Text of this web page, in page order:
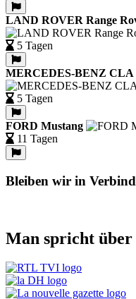
LAND ROVER Range
5 Tagen
MERCEDES-BENZ CLA
5 Tagen
FORD Mustang
11 Tagen
Bleiben wir in
Man spricht über